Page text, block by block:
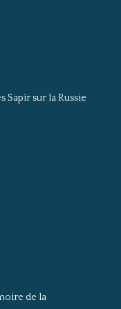
Sapir sur la Russie
de la